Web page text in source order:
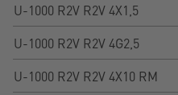
U-1000 R2V R2V 4X1,5
U-1000 R2V R2V 4G2,5
U-1000 R2V R2V 4X10 RM